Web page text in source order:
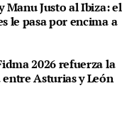
Manu Justo al Ibiza: el
le pasa por encima a
2026 refuerza la
Asturias y León